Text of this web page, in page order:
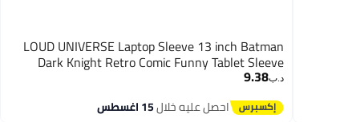
LOUD UNIVERSE Laptop Sleeve 13 inch Batman
Dark Knight Retro Comic Funny Tablet Sleeve
د.ب‏9.38
احصل عليه خلال15 اغسطس